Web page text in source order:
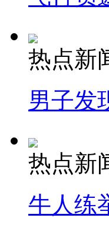
热点新
男子发
热点新
牛人练